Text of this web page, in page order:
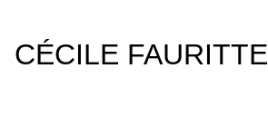
CÉCILE FAURITTE